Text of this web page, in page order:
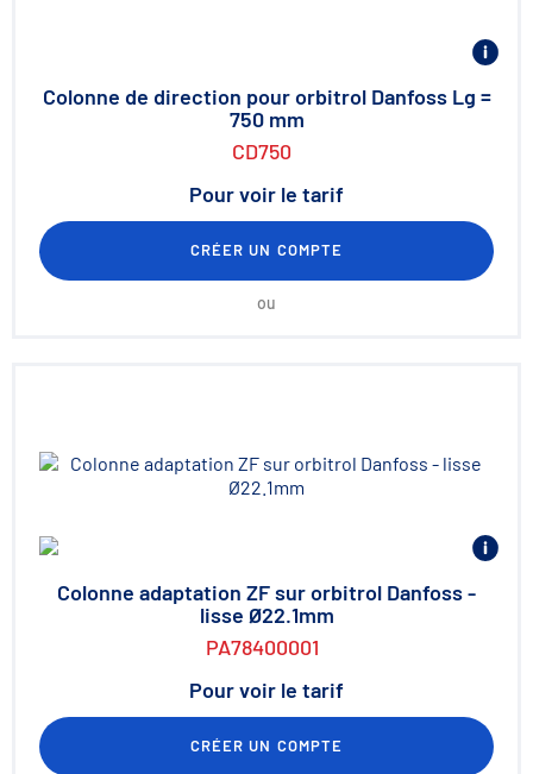
Colonne de direction pour orbitrol Danfoss Lg =
750 mm
CD750
Pour voir le tarif
CRÉER UN COMPTE
ou
Colonne adaptation ZF sur orbitrol Danfoss -
lisse Ø22.1mm
PA78400001
Pour voir le tarif
CRÉER UN COMPTE